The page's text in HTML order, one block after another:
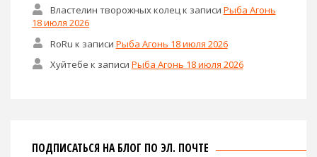
Властелин творожных колецк записи Рыба Агонь
18 июля 2026
RoRu к записи Рыба Агонь 18 июля 2026
Хуйтебе к записи Рыба Агонь 18 июля 2026
ПОДПИСАТЬСЯ НА БЛОГ ПО ЭЛ. ПОЧТЕ